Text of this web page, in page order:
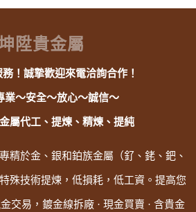
陞貴金屬
！誠摯歡迎來電洽詢合作！
業～安全～放心～誠信～
屬代工、提煉、精煉、提純
精於金、銀和鉑族金屬（釕、銠、鈀、
殊技術提煉，低損耗，低工資。提高您
交易，鍍金線拆廠 · 現金買賣 · 含貴金